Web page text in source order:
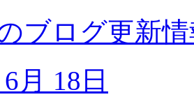
ブログ更新
月 18日